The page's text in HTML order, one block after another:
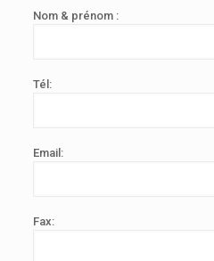
Nom & prénom :
Tél:
Email:
Fax: